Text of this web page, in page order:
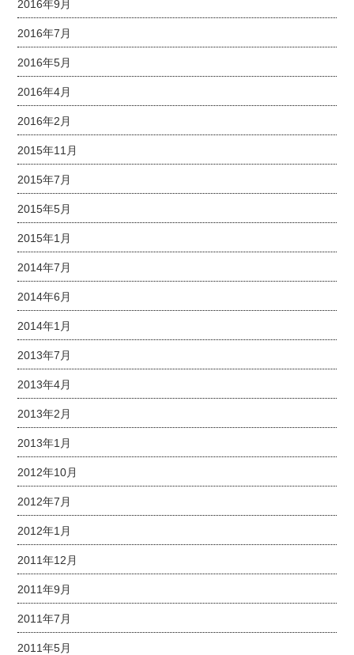
2016年9月
2016年7月
2016年5月
2016年4月
2016年2月
2015年11月
2015年7月
2015年5月
2015年1月
2014年7月
2014年6月
2014年1月
2013年7月
2013年4月
2013年2月
2013年1月
2012年10月
2012年7月
2012年1月
2011年12月
2011年9月
2011年7月
2011年5月